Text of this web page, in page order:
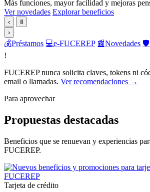
Más funciones, mayor facilidad y mejoras
Ver novedades Explorar beneficios
‹
Ⅱ
›
💰Préstamos 💻e-FUCEREP 📰Novedades 🛡️
!
FUCEREP nunca solicita claves, tokens ni
email o llamadas. Ver recomendaciones →
Para aprovechar
Propuestas destacadas
Beneficios que se renuevan y experiencias
FUCEREP.
Tarjeta de crédito